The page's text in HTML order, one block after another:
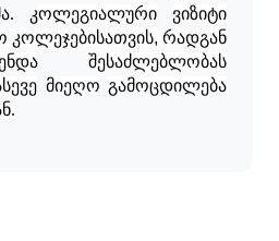
კოლეგიალური
ვიზიტი
კოლეჯებისათვის, რადგან
შესაძლებლობას
მიეღო გამოცდილება
.